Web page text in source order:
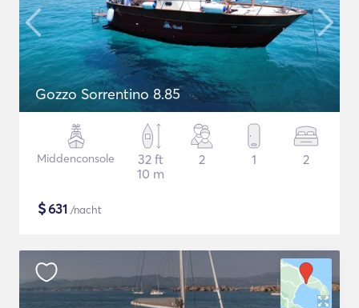
Gozzo Sorrentino 8.85
Middenconsole
32 ft
10 m
2 1 2
$631 /nacht